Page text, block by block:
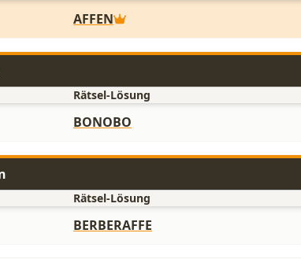
AFFEN
Rätsel-Lösung
BONOBO
Rätsel-Lösung
BERBERAFFE